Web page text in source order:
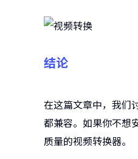
结论
在这篇文章中，我们
都兼容。如果你不想
质量的视频转换器。